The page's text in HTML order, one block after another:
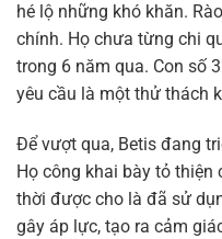
hé lộ những khó khăn.
chính. Họ chưa từng chi
trong 6 năm qua. Con số
yêu cầu là một thử thách
Để vượt qua, Betis đang
Họ công khai bày tỏ
thời được cho là đã sử
gây áp lực, tạo ra cảm